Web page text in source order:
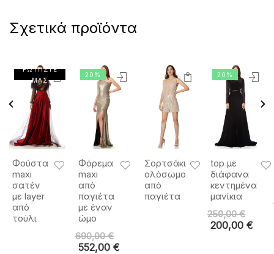
Σχετικά προϊόντα
ΡΩΤΗΣΤΕ
ΜΑΣ
Φούστα
maxi
σατέν
με layer
από
τούλι
20%
Φόρεμα
maxi
από
παγιέτα
με έναν
ώμο
690,00€
552,00€
Σορτσάκι
ολόσωμο
από
παγιέτα
20%
top με
διάφανα
κεντημένα
μανίκια
250,00€
200,00€